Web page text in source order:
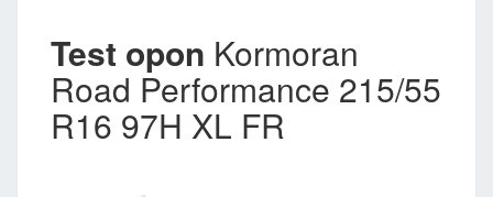
Test opon Kormoran
Road Performance 215/55
R16 97H XL FR